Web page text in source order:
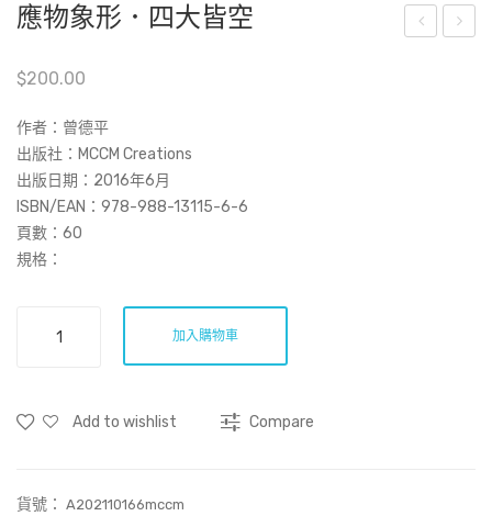
應物象形．四大皆空
$200.00
作者：曾德平
出版社：MCCM Creations
出版日期：2016年6月
ISBN/EAN：978-988-13115-6-6
頁數：60
規格：
四
空
加入購物車
Add to wishlist Compare
貨號： A202110166mccm